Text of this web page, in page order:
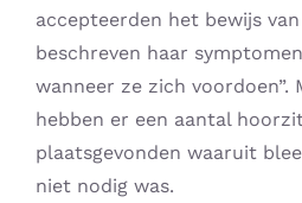
accepteerden het bewijs
beschreven haar
wanneer ze zich voordoen”.
hebben er een aantal
plaatsgevonden waaruit
niet nodig was.